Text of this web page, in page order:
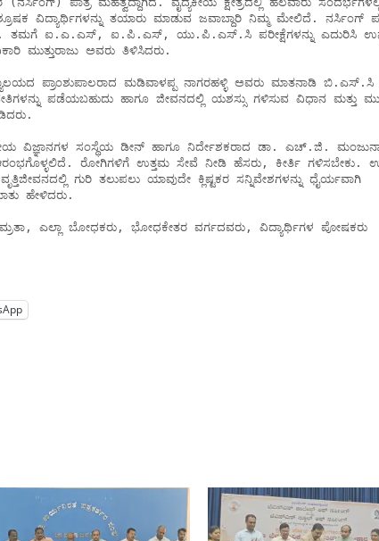
ವಿದ್ಯಾರ್ಥಿಗಳನ್ನು ತಯಾರು ಮಾಡುವ ಜವಾಬ್ದಾರಿ ನಿಮ್ಮ ಮೇಲಿದೆ. ನರ್ಸಿಂಗ್
ತಮಗೆ ಐ.ಎ.ಎಸ್, ಐ.ಪಿ.ಎಸ್, ಯು.ಪಿ.ಎಸ್.ಸಿ ಪರೀಕ್ಷೆಗಳನ್ನು ಎದುರಿಸಿ
ಮುತ್ತುರಾಜು ಅವರು ತಿಳಿಸಿದರು.
ಪಡೆಯಬಹುದು ಹಾಗೂ ಜೀವನದಲ್ಲಿ ಯಶಸ್ಸು ಗಳಿಸುವ ವಿಧಾನ ಮತ್ತು
ರೋಗಿಗಳಿಗೆ ಉತ್ತಮ ಸೇವೆ ನೀಡಿ ಹೆಸರು, ಕೀರ್ತಿ ಗಳಿಸಬೇಕು.
ಗುರಿ ತಲುಪಲು ಯಾವುದೇ ಕ್ಲಿಷ್ಟಕರ ಸನ್ನಿವೇಶಗಳನ್ನು ಧೈರ್ಯವಾಗಿ
ಹೇಳಿದರು.